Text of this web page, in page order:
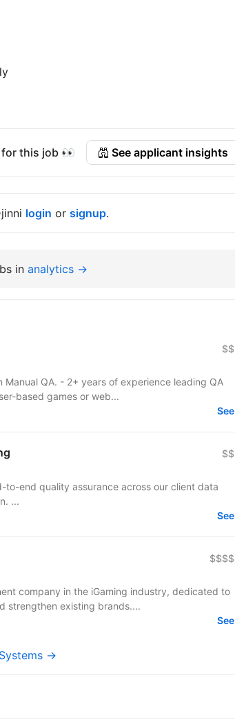
this job 👀 See applicant insights
login or signup.
in analytics →
$$
QA. - 2+ years of experience leading QA
based games or web...
See
$$
to-end quality assurance across our client data
...
See
$$$$
company in the iGaming industry, dedicated to
strengthen existing brands....
See
→